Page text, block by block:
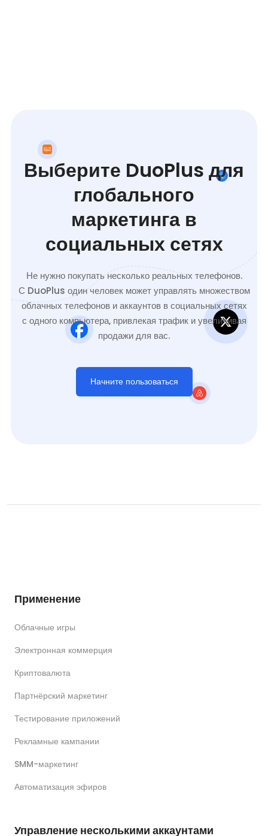
Выберите DuoPlus для
глобального
маркетинга в
социальных сетях
Не нужно покупать несколько реальных телефонов.
С DuoPlus один человек может управлять множеством
облачных телефонов и аккаунтов в социальных сетях
с одного компьютера, привлекая трафик и увеличивая
продажи для вас.
Начните пользоваться
Применение
Облачные игры
Электронная коммерция
Криптовалюта
Партнёрский маркетинг
Тестирование приложений
Рекламные кампании
SMM-маркетинг
Автоматизация эфиров
Управление несколькими аккаунтами